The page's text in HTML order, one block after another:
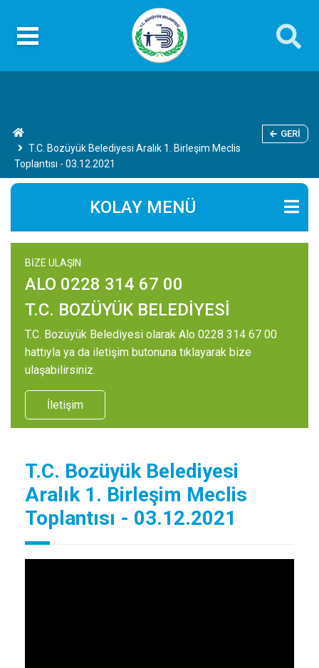
T.C. Bozüyük Belediyesi Aralık 1. Birleşim Meclis
Toplantısı - 03.12.2021
GERI
KOLAY MENÜ
BİZE ULAŞIN
ALO 0228 314 67 00
T.C. BOZÜYÜK BELEDİYESİ
T.C. Bozüyük Belediyesi olarak Alo 0228 314 67 00
hattıyla ya da iletişim butonuna tıklayarak bize
ulaşabilirsiniz.
İletişim
T.C. Bozüyük Belediyesi
Aralık 1. Birleşim Meclis
Toplantısı - 03.12.2021